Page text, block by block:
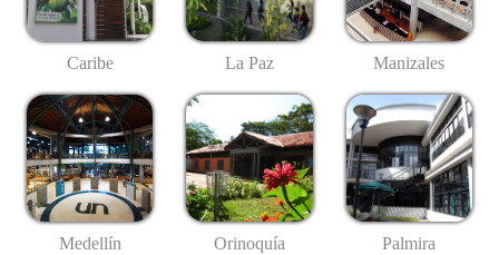
Caribe La Paz Manizales
Medellín Orinoquía Palmira